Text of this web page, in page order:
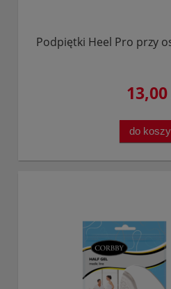
Podpiętki Heel Pro przy
13,00
do